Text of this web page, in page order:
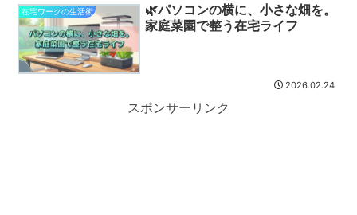
在宅ワークの生活術
🌿パソコンの横に、小さな畑を。
家庭菜園で整う在宅ライフ
2026.02.24
スポンサーリンク